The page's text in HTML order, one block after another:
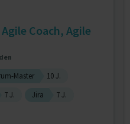
Coach, Agile
Master
10 J.
7 J. Jira 7 J.